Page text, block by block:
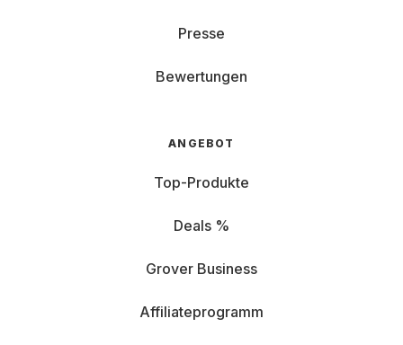
Presse
Bewertungen
ANGEBOT
Top-Produkte
Deals %
Grover Business
Affiliateprogramm